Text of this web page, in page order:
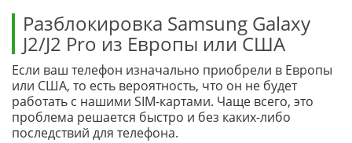
Разблокировка Samsung Galaxy
J2/J2 Pro из Европы или США
Если ваш телефон изначально приобрели в Европы
или США, то есть вероятность, что он не будет
работать с нашими SIM-картами. Чаще всего, это
проблема решается быстро и без каких-либо
последствий для телефона.